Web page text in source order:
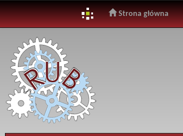
navigation
Strona główna